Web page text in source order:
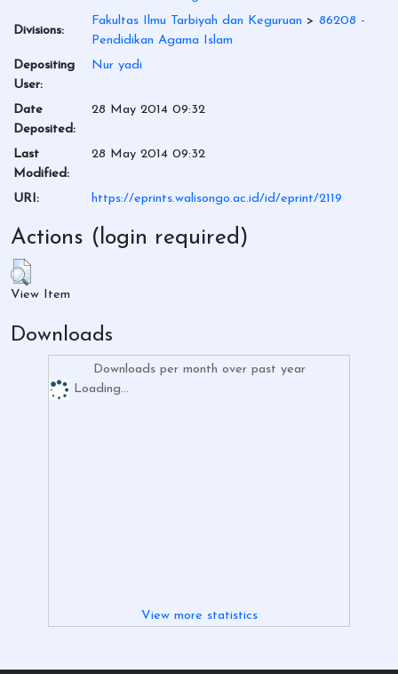
Divisions:
Fakultas Ilmu Tarbiyah dan Keguruan > 86208 -
Pendidikan Agama Islam
Depositing
User:
Nur yadi
Date
Deposited:
28 May 2014 09:32
Last
Modified:
28 May 2014 09:32
URI: https://eprints.walisongo.ac.id/id/eprint/2119
Actions (login required)
View Item
Downloads
Downloads per month over past year
Loading...
View more statistics